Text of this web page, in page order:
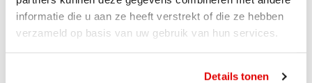
informatie die u aan ze heeft verstrekt of die ze hebben
verzameld op basis van uw gebruik van hun services.
Details tonen